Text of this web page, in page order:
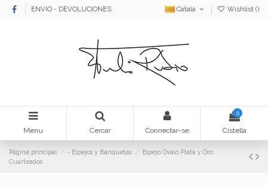
ENVIO - DEVOLUCIONES Català Wishlist ()
Menu Cercar Connectar-se
0
Cistella
Pàgina principal - Espejos y Banquetas
Espejo Ovalo Plata y Oro
Cuarteados